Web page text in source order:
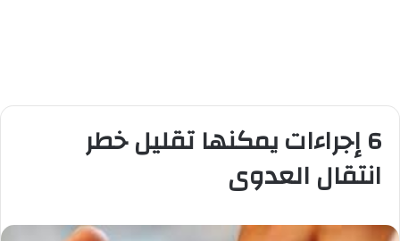
6 إجراءات يمكنها تقليل خطر
انتقال العدوى